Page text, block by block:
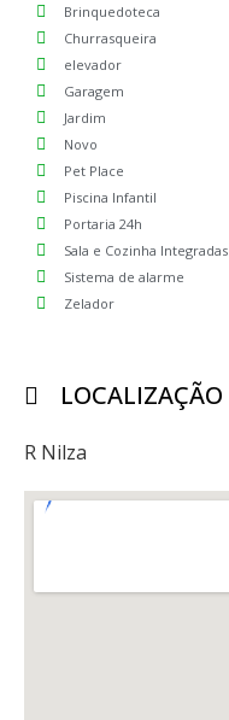
Brinquedoteca
Churrasqueira
elevador
Garagem
Jardim
Novo
Pet Place
Piscina Infantil
Portaria 24h
Sala e Cozinha Integradas
Sistema de alarme
Zelador
LOCALIZAÇÃO
R Nilza